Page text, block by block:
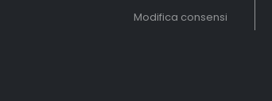
Modifica consensi